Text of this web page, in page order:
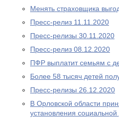
Менять страховщика
Пресс-релиз 11.11.2020
Пресс-релизы 30.11.2020
Пресс-релиз 08.12.2020
ПФР выплатит семьям с
Более 58 тысяч детей
Пресс-релизы 26.12.2020
В Орловской области
установления